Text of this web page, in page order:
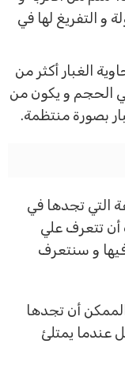
التفريغ لها في
الغبار أكثر من
و يكون من
بصورة منتظمة.
تجدها في
تتعرف علي
و سنتعرف
أن تجدها
يمتلئ